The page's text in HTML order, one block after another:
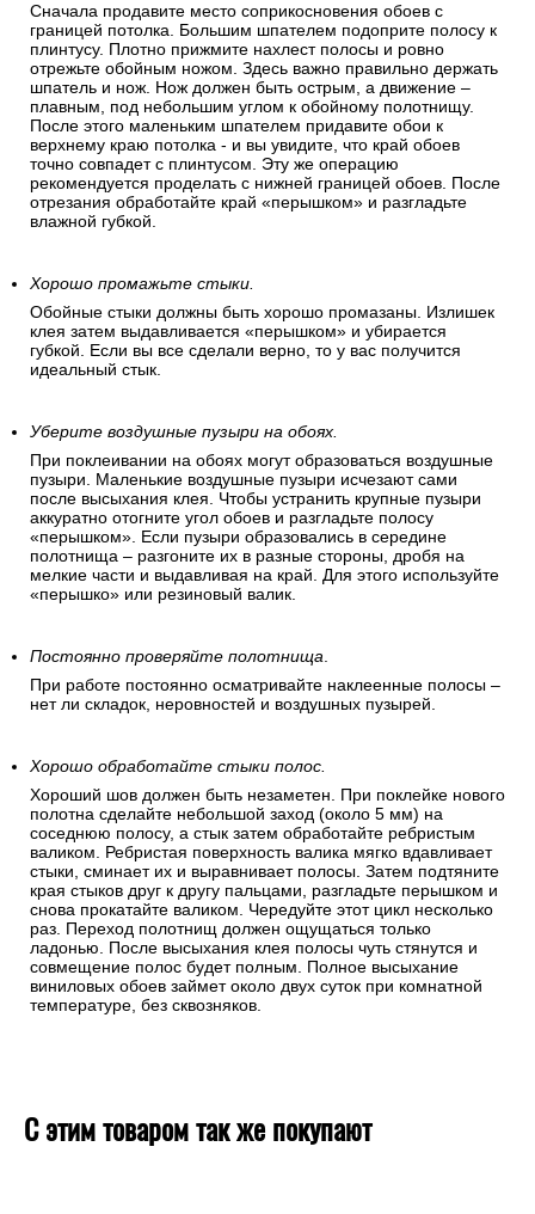
Сначала продавите место соприкосновения обоев с
границей потолка. Большим шпателем подоприте полосу к
плинтусу. Плотно прижмите нахлест полосы и ровно
отрежьте обойным ножом. Здесь важно правильно держать
шпатель и нож. Нож должен быть острым, а движение –
плавным, под небольшим углом к обойному полотнищу.
После этого маленьким шпателем придавите обои к
верхнему краю потолка - и вы увидите, что край обоев
точно совпадет с плинтусом. Эту же операцию
рекомендуется проделать с нижней границей обоев. После
отрезания обработайте край «перышком» и разгладьте
влажной губкой.
Хорошо промажьте стыки.
Обойные стыки должны быть хорошо промазаны. Излишек
клея затем выдавливается «перышком» и убирается
губкой. Если вы все сделали верно, то у вас получится
идеальный стык.
Уберите воздушные пузыри на обоях.
При поклеивании на обоях могут образоваться воздушные
пузыри. Маленькие воздушные пузыри исчезают сами
после высыхания клея. Чтобы устранить крупные пузыри
аккуратно отогните угол обоев и разгладьте полосу
«перышком». Если пузыри образовались в середине
полотнища – разгоните их в разные стороны, дробя на
мелкие части и выдавливая на край. Для этого используйте
«перышко» или резиновый валик.
Постоянно проверяйте полотнища.
При работе постоянно осматривайте наклеенные полосы –
нет ли складок, неровностей и воздушных пузырей.
Хорошо обработайте стыки полос.
Хороший шов должен быть незаметен. При поклейке нового
полотна сделайте небольшой заход (около 5 мм) на
соседнюю полосу, а стык затем обработайте ребристым
валиком. Ребристая поверхность валика мягко вдавливает
стыки, сминает их и выравнивает полосы. Затем подтяните
края стыков друг к другу пальцами, разгладьте перышком и
снова прокатайте валиком. Чередуйте этот цикл несколько
раз. Переход полотнищ должен ощущаться только
ладонью. После высыхания клея полосы чуть стянутся и
совмещение полос будет полным. Полное высыхание
виниловых обоев займет около двух суток при комнатной
температуре, без сквозняков.
С этим товаром так же покупают